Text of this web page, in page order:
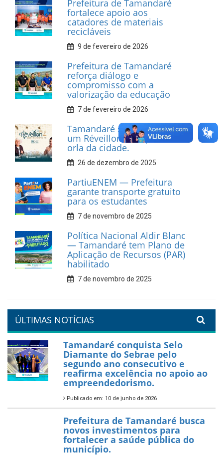
Prefeitura de Tamandaré
fortalece apoio aos
catadores de materiais
recicláveis
9 de fevereiro de 2026
Prefeitura de Tamandaré
reforça diálogo e
compromisso com a
valorização da educação
7 de fevereiro de 2026
Tamandaré se prepara para
um Réveillon inesquecível na
orla da cidade.
26 de dezembro de 2025
PartiuENEM — Prefeitura
garante transporte gratuito
para os estudantes
7 de novembro de 2025
Política Nacional Aldir Blanc
— Tamandaré tem Plano de
Aplicação de Recursos (PAR)
habilitado
7 de novembro de 2025
ÚLTIMAS NOTÍCIAS
Tamandaré conquista Selo
Diamante do Sebrae pelo
segundo ano consecutivo e
reafirma excelência no apoio ao
empreendedorismo.
Publicado em: 10 de junho de 2026
Prefeitura de Tamandaré busca
novos investimentos para
fortalecer a saúde pública do
município.